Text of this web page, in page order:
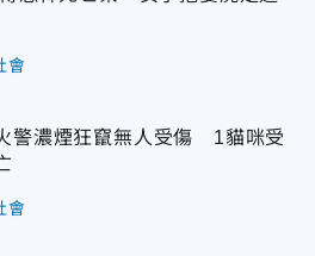
會
警濃煙狂竄無人受傷 1貓咪受
會